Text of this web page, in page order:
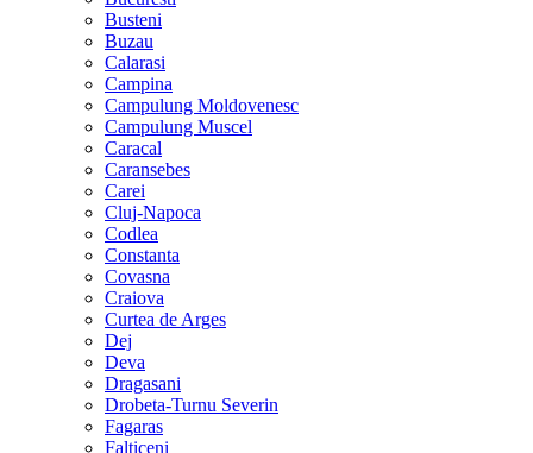
Busteni
Buzau
Calarasi
Campina
Campulung Moldovenesc
Campulung Muscel
Caracal
Caransebes
Carei
Cluj-Napoca
Codlea
Constanta
Covasna
Craiova
Curtea de Arges
Dej
Deva
Dragasani
Drobeta-Turnu Severin
Fagaras
Falticeni